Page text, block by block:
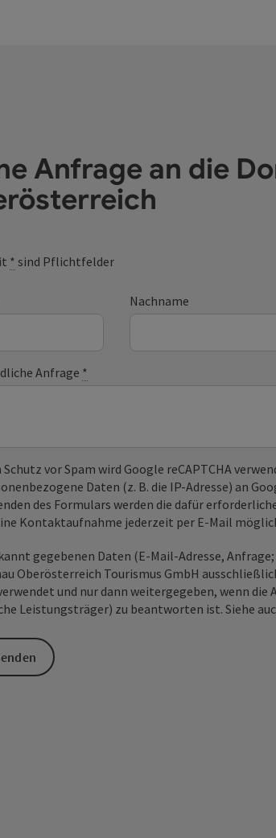
Anfrage an die
* sind Pflichtfelder
Nachname
Anfrage *
Schutz vor Spam wird Google reCAPTCHA
Daten (z. B. die IP-Adresse) an
des Formulars werden die dafür
Kontaktaufnahme jederzeit per E-Mail
gegebenen Daten (E-Mail-Adresse,
Oberösterreich Tourismus GmbH
und nur dann weitergegeben, wenn die
Leistungsträger) zu beantworten ist. Siehe